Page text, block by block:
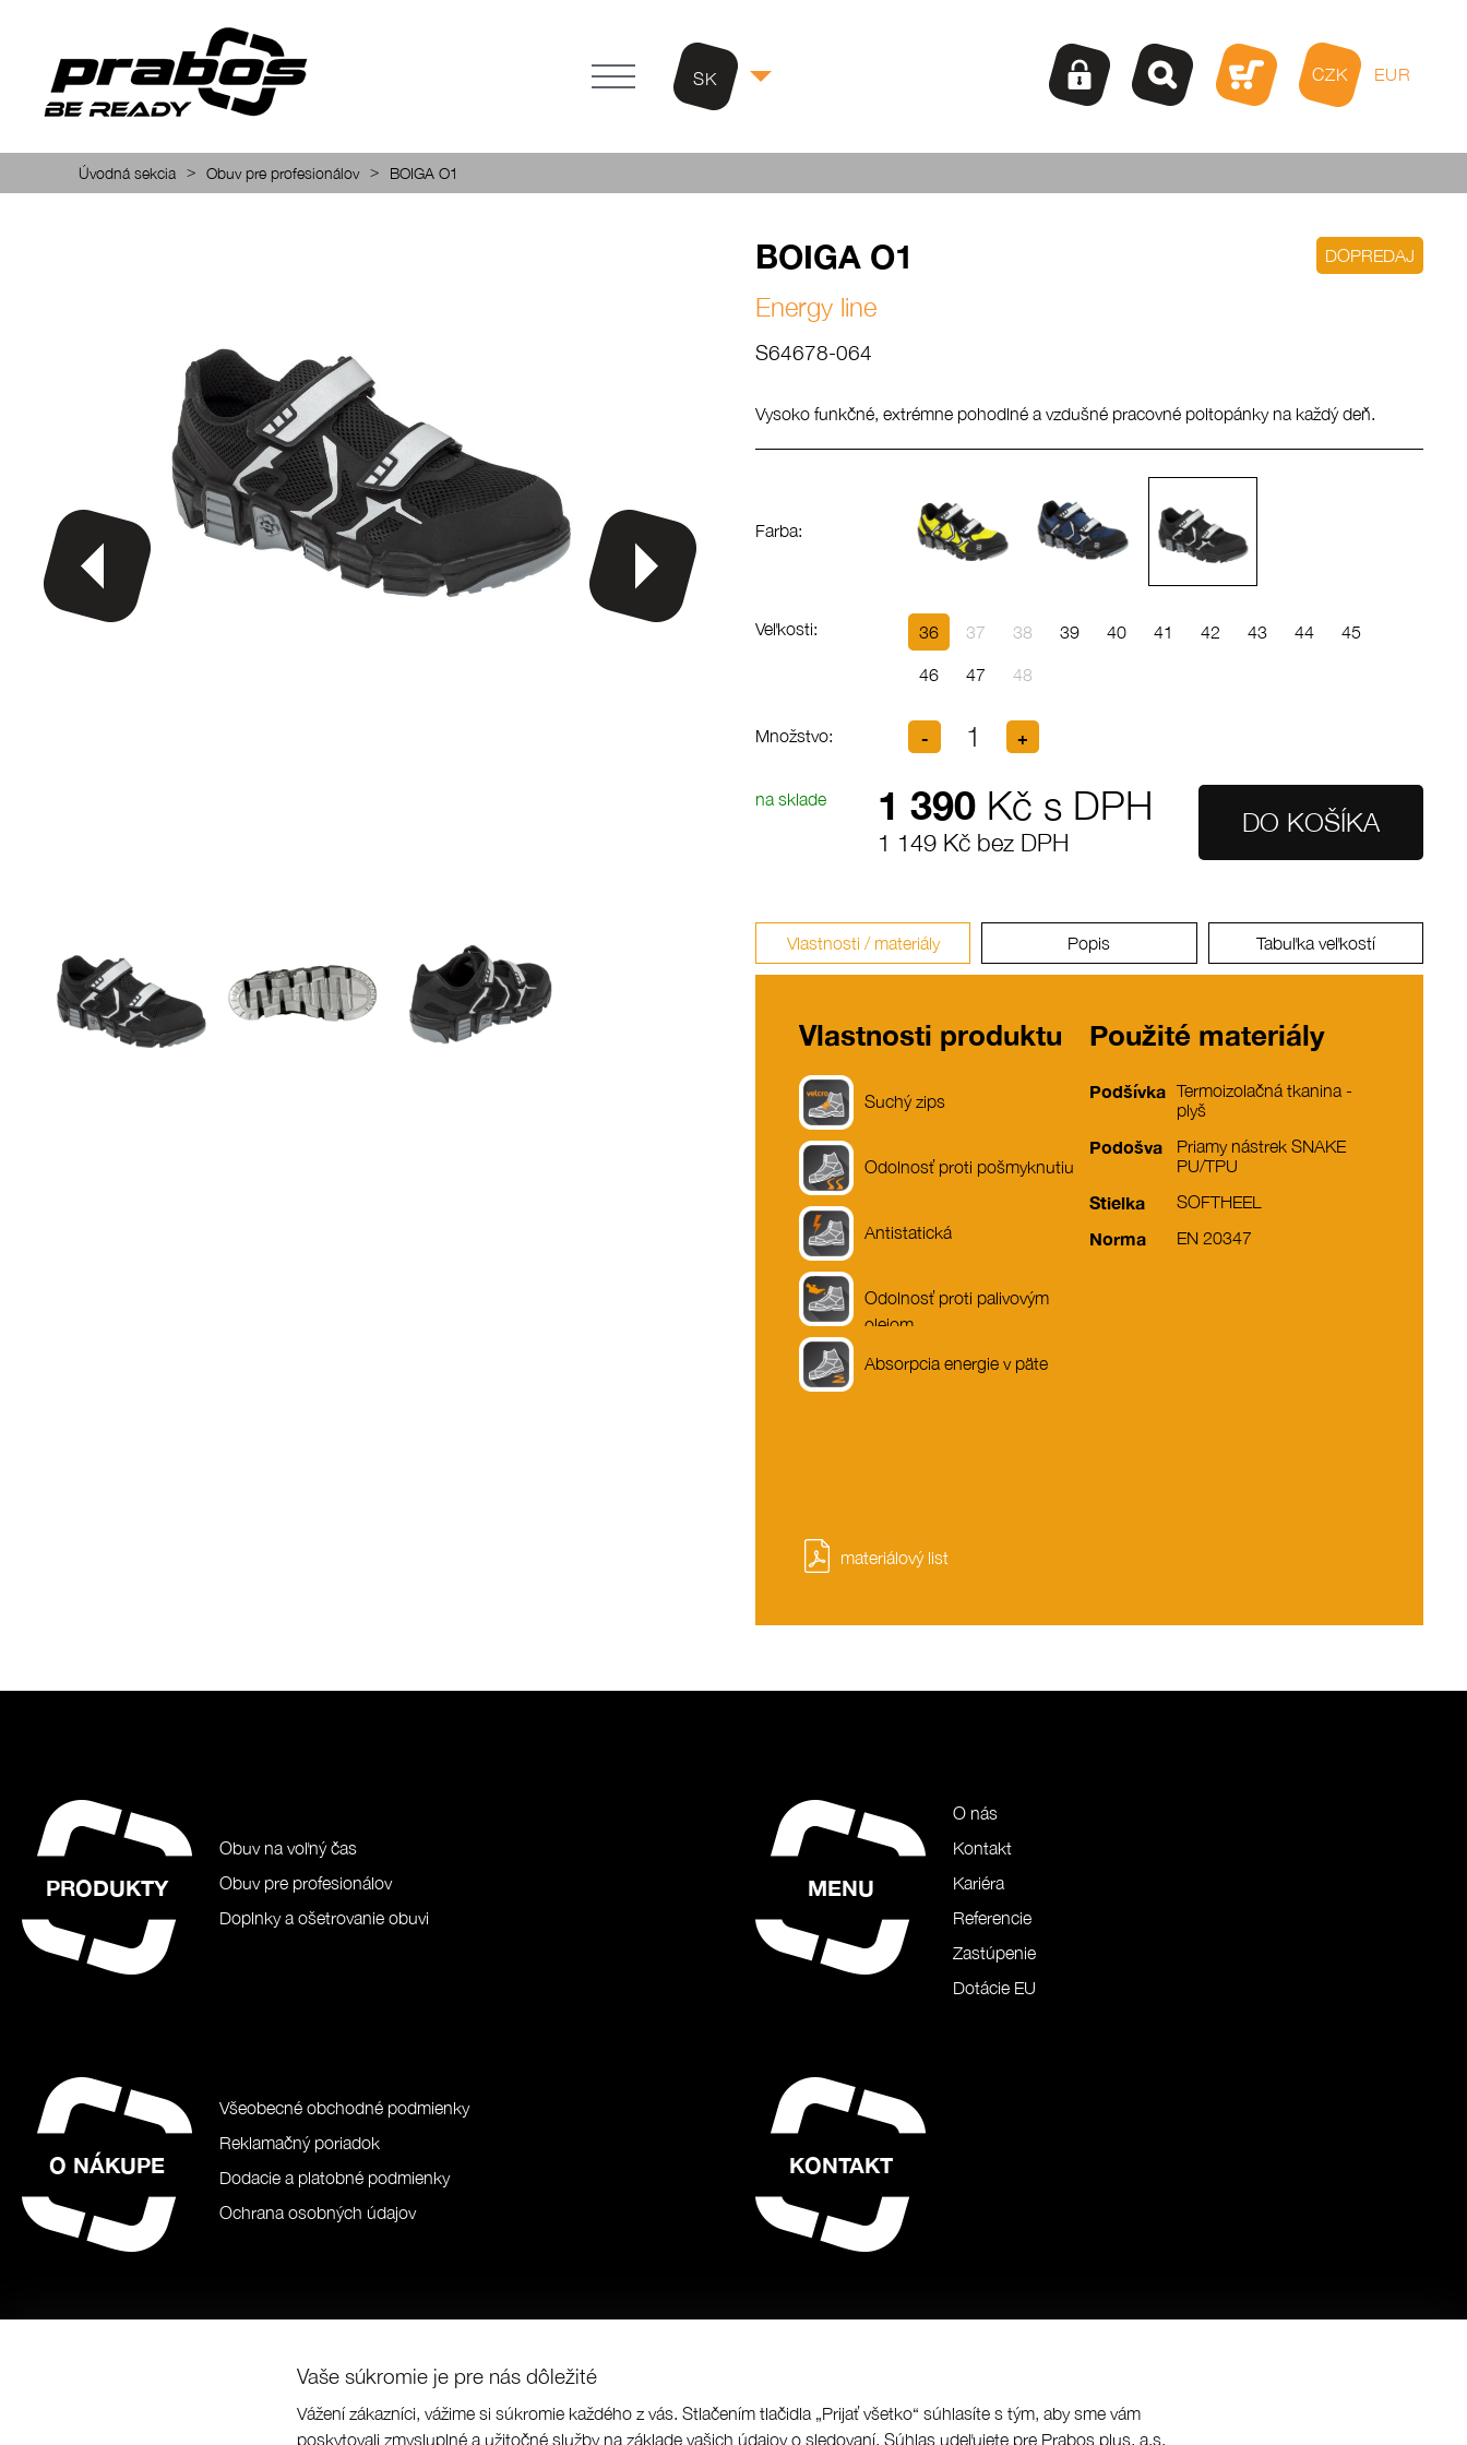
Vaše súkromie je pre nás dôležité
Vážení zákazníci, vážime si súkromie každého z vás. Stlačením tlačidla „Prijať všetko“ súhlasíte s tým, aby sme vám
poskytovali zmysluplné a užitočné služby na základe vašich údajov o sledovaní. Súhlas udeľujete pre Prabos plus, a.s.
SK CZK EUR
Úvodná sekcia > Obuv pre profesionálov > BOIGA O1
BOIGA O1
Energy line
S64678-064
DOPREDAJ
Vysoko funkčné, extrémne pohodlné a vzdušné pracovné poltopánky na každý deň.
Farba:
Veľkosti: 36 37 38 39 40 41 42 43 44 45
46 47 48
Množstvo:
na sklade 1 390 Kč s DPH
1 149 Kč bez DPH
Vlastnosti / materiály Popis Tabuľka veľkostí
Vlastnosti produktu
Suchý zips
Odolnosť proti pošmyknutiu
Antistatická
Odolnosť proti palivovým
olejom
Absorpcia energie v päte
Použité materiály
Podšívka Termoizolačná tkanina -
plyš
Podošva
Priamy nástrek SNAKE
PU/TPU
Stielka SOFTHEEL
Norma EN 20347
materiálový list
PRODUKTY
Obuv na voľný čas
Obuv pre profesionálov
Doplnky a ošetrovanie obuvi
MENU
O nás
Kontakt
Kariéra
Referencie
Zastúpenie
Dotácie EU
O NÁKUPE
Všeobecné obchodné podmienky
Reklamačný poriadok
Dodacie a platobné podmienky
Ochrana osobných údajov
KONTAKT
© Prabos plus a.s. Programing by | designed by